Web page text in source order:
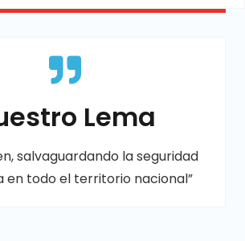
Lema
salvaguardando la seguridad
en todo el territorio nacional”